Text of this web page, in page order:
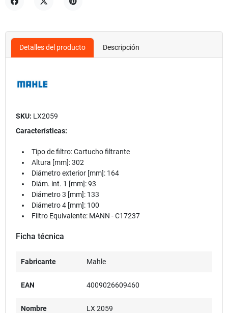
Detalles del producto Descripción
SKU: LX2059
Características:
Tipo de filtro: Cartucho filtrante
Altura [mm]: 302
Diámetro exterior [mm]: 164
Diám. int. 1 [mm]: 93
Diámetro 3 [mm]: 133
Diámetro 4 [mm]: 100
Filtro Equivalente: MANN - C17237
Ficha técnica
Fabricante Mahle
EAN 4009026609460
Nombre
LX 2059